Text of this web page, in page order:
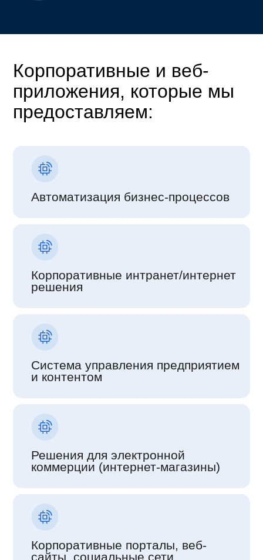
Корпоративные и веб-
приложения, которые мы
предоставляем:
Автоматизация бизнес-процессов
Корпоративные интранет/интернет
решения
Система управления предприятием
и контентом
Решения для электронной
коммерции (интернет-магазины)
Корпоративные порталы, веб-
сайты, социальные сети